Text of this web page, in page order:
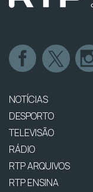
NOTÍCIAS
DESPORTO
TELEVISÃO
RÁDIO
RTP ARQUIVOS
RTP ENSINA